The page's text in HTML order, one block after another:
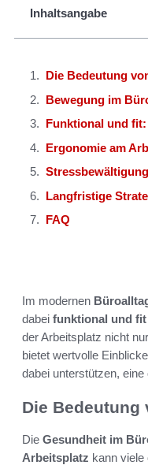
Inhaltsangabe
Die Bedeutung
Bewegung im
Funktional und
Ergonomie am
Langfristige
FAQ
Im modernen
dabei funktional und fit
der Arbeitsplatz nicht
bietet wertvolle
dabei unterstützen,
Die Bedeutung
Die Gesundheit im
Arbeitsplatz kann viele